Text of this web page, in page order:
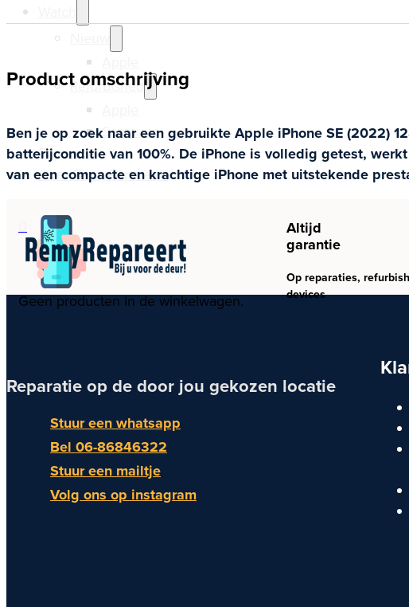
Refurbished
Samsung
Reparatie
Over RemyRepareert
Geen producten in de winkelwagen.
Product omschrijving
Ben je op zoek naar een gebruikte Apple iPhone SE (2022)
batterijconditie van 100%. De iPhone is volledig getest,
van een compacte en krachtige iPhone met uitstekende
Altijd
garantie
Op reparaties,
devices
Reparatie op de door jou gekozen locatie
Stuur een whatsapp
Bel 06-86846322
Stuur een mailtje
Volg ons op instagram